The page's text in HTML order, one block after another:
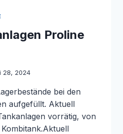
Proline
28, 2024
bei den
aufgefüllt. Aktuell
vorrätig, von